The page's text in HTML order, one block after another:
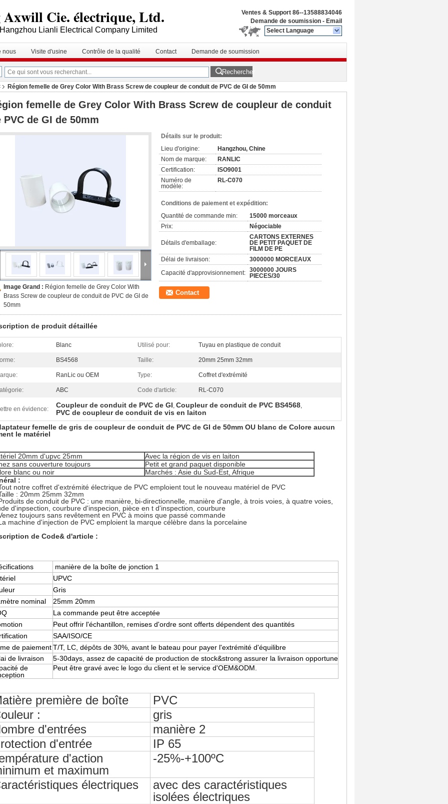
Cie. électrique, Ltd.
Lianli Electrical Company Limited
Ventes & Support 86--13588834046
Demande de soumission - Email
Select Language
nous Visite d'usine Contrôle de la qualité Contact Demande de soumission
Rechercher
Région femelle de Grey Color With Brass Screw de coupleur de conduit de PVC de GI de 50mm
femelle de Grey Color With Brass Screw de coupleur de conduit
PVC de GI de 50mm
Image Grand : Région femelle de Grey Color With
Brass Screw de coupleur de conduit de PVC de GI de
50mm
Détails sur le produit:
Lieu d'origine:
Hangzhou, Chine
Nom de marque:
RANLIC
Certification:
ISO9001
Numéro de
modèle:
RL-C070
Conditions de paiement et expédition:
Quantité de commande min:
15000 morceaux
Prix:
Négociable
Détails d'emballage:
CARTONS EXTERNES
DE PETIT PAQUET DE
FILM DE PE
Délai de livraison:
3000000 MORCEAUX
Capacité d'approvisionnement: 3000000 JOURS
PIECES/30
Contact
de produit détaillée
Blanc Utilisé pour: Tuyau en plastique de conduit
BS4568 Taille: 20mm 25mm 32mm
RanLic ou OEM Type: Coffret d'extrémité
ABC Code d'article: RL-C070
en évidence: Coupleur de conduit de PVC de GI, Coupleur de conduit de PVC BS4568,
PVC de coupleur de conduit de vis en laiton
femelle de gris de coupleur de conduit de PVC de GI de 50mm OU blanc de Colore aucun
le matériel
20mm d'upvc 25mm
Avec la région de vis en laiton
sans couverture toujours
Petit et grand paquet disponible
blanc ou noir
Marchés : Asie du Sud-Est, Afrique
:
notre coffret d'extrémité électrique de PVC emploient tout le nouveau matériel de PVC
: 20mm 25mm 32mm
de conduit de PVC : une manière, bi-directionnelle, manière d'angle, à trois voies, à quatre voies,
d'inpsection, courbure d'inspecion, pièce en t d'inspection, courbure
toujours sans revêtement en PVC à moins que passé commande
machine d'injection de PVC emploient la marque célèbre dans la porcelaine
de Code& d'article :
manière de la boîte de jonction 1
UPVC
Gris
nominal
25mm 20mm
La commande peut être acceptée
Peut offrir l'échantillon, remises d'ordre sont offerts dépendent des quantités
SAA/ISO/CE
de paiementT/T, LC, dépôts de 30%, avant le bateau pour payer l'extrémité d'équilibre
de livraison
5-30days, assez de capacité de production de stock&strong assurer la livraison opportune
de
Peut être gravé avec le logo du client et le service d'OEM&ODM.
première de boîte
PVC
:
gris
d'entrées
manière 2
d'entrée
IP 65
d'action
et maximum
-25%-+100ºC
électriques
avec des caractéristiques
isolées électriques